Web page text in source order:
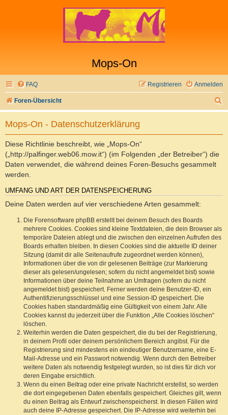
Mops-On
FAQ Anmelden
Registrieren
Foren-Übersicht
u
Mops-On - Datenschutzerklärung
Diese Richtlinie beschreibt, wie „Mops-On“
(„http://palfinger.web06.mow.it“) (im Folgenden „der Betreiber“) die
Daten verwendet, die während deines Foren-Besuchs gesammelt
werden.
UMFANG UND ART DER DATENSPEICHERUNG
Deine Daten werden auf vier verschiedene Arten gesammelt:
Die Forensoftware phpBB erstellt bei deinem Besuch des Boards
mehrere Cookies. Cookies sind kleine Textdateien, die dein Browser als
temporäre Dateien ablegt und die zwischen den einzelnen Aufrufen des
Boards erhalten bleiben. In diesen Cookies sind die aktuelle ID deiner
Sitzung (damit dir alle Seitenaufrufe zugeordnet werden können),
Informationen über die von dir gelesenen Beiträge (zur Markierung
dieser als gelesen/ungelesen; sofern du nicht angemeldet bist) sowie
Informationen über deine Teilnahme an Umfragen (sofern du nicht
angemeldet bist) gespeichert. Ferner werden deine Benutzer-ID, ein
Authentifizierungsschlüssel und eine Session-ID gespeichert. Die
Cookies haben standardmäßig eine Gültigkeit von einem Jahr. Alle
Cookies kannst du jederzeit über die Funktion „Alle Cookies löschen“
löschen.
Weiterhin werden die Daten gespeichert, die du bei der Registrierung,
in deinem Profil oder deinem persönlichem Bereich angibst. Für die
Registrierung sind mindestens ein eindeutiger Benutzername, eine E-
Mail-Adresse und ein Passwort notwendig. Wenn durch den Betreiber
weitere Daten als notwendig festgelegt wurden, so ist dies für dich vor
deren Eingabe ersichtlich.
Wenn du einen Beitrag oder eine private Nachricht erstellst, so werden
die dort eingegebenen Daten ebenfalls gespeichert. Gleiches gilt, wenn
du einen Beitrag als Entwurf zwischenspeicherst. In diesen Fällen wird
auch deine IP-Adresse gespeichert. Die IP-Adresse wird weiterhin bei